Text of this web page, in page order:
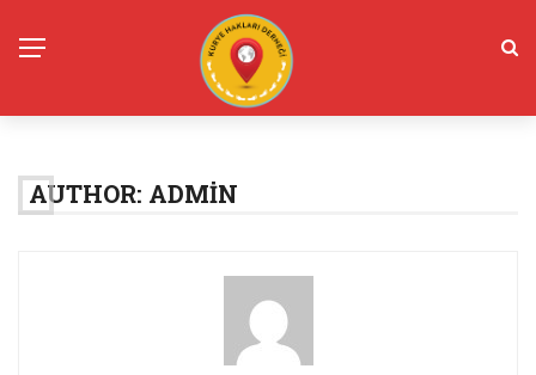
AUTHOR: ADMIN